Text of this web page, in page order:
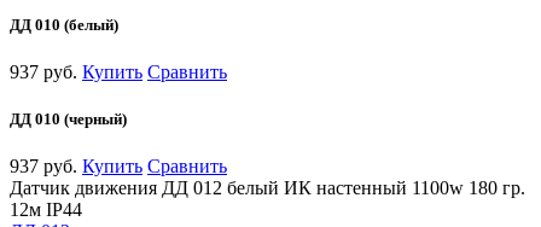
ДД 010 (белый)
937 руб. Купить Сравнить
ДД 010 (черный)
937 руб. Купить Сравнить
Датчик движения ДД 012 белый ИК настенный 1100w 180 гр.
12м IP44